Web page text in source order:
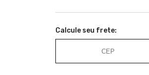
Assadeira
Redonda
para
Assadeira
2,4
de
lista
Calcule seu frete: